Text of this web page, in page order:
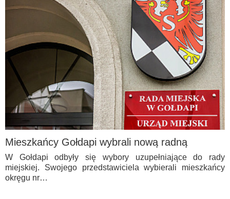
Mieszkańcy Gołdapi wybrali nową radną
W Gołdapi odbyły się wybory uzupełniające do rady
miejskiej. Swojego przedstawiciela wybierali mieszkańcy
okręgu nr…